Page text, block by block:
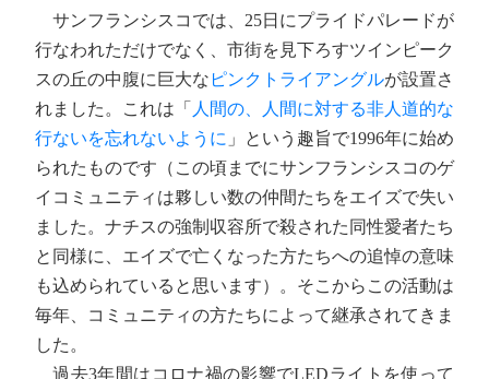
サンフランシスコでは、25日にプライドパレードが
行なわれただけでなく、市街を見下ろすツインピーク
スの丘の中腹に巨大な ピンクトライアングルが設置さ
れました。これは「 人間の、人間に対する非人道的な
行ないを忘れないように 」という趣旨で1996年に始め
られたものです（この頃までにサンフランシスコのゲ
イコミュニティは夥しい数の仲間たちをエイズで失い
ました。ナチスの強制収容所で殺された同性愛者たち
と同様に、エイズで亡くなった方たちへの追悼の意味
も込められていると思います）。そこからこの活動は
毎年、コミュニティの方たちによって継承されてきま
した。
過去3年間はコロナ禍の影響でLEDライトを使って